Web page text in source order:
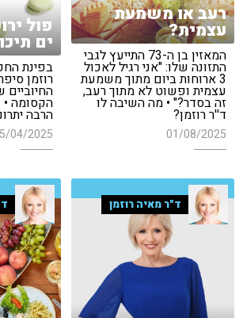
רעב או משמעת
עצמית?
המאזין בן ה-73 התייעץ לגבי
התזונה שלו: "אני רגיל לאכול
3 ארוחות ביום מתוך משמעת
עצמית ופשוט לא מתוך רעב,
זה בסדר?" • מה השיבה לו
ד''ר רוזמן?
01/08/2025
פול
ים
בפינת
רוזמן
הקסומה •
הרבה
04/2025
ד"ר מאיה רוזמן